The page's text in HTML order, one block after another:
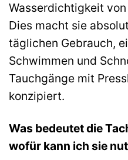
Wasserdichtigkeit
Dies macht sie
täglichen Gebrauch,
Schwimmen und
Tauchgänge mit
konzipiert.
Was bedeutet die
wofür kann ich sie